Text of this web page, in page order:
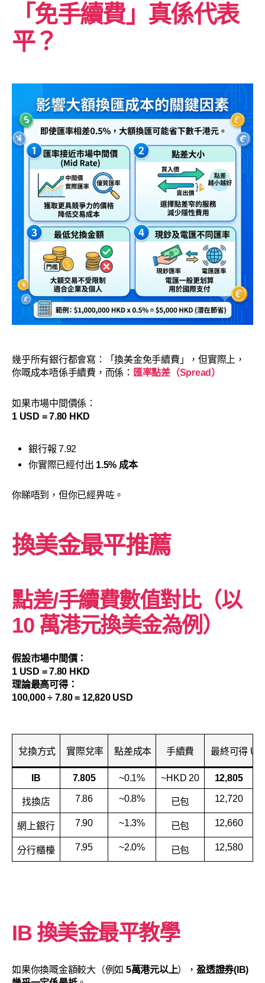
「免手續費」真係代表
平？
幾乎所有銀行都會寫：「換美金免手續費」，但實際上，
你嘅成本唔係手續費，而係： 匯率點差（Spread）
如果市場中間價係：
1 USD = 7.80 HKD
銀行報 7.92
你實際已經付出 1.5% 成本
你睇唔到，但你已經畀咗。
換美金最平推薦
點差/手續費數值對比（以
10 萬港元換美金為例）
假設市場中間價：
1 USD = 7.80 HKD
理論最高可得：
100,000 ÷ 7.80 = 12,820 USD
兌換方式 實際兌率 點差成本 手續費 最終可得
IB 7.805 ~0.1% ~HKD 20 12,805
找換店 7.86 ~0.8% 已包 12,720
網上銀行 7.90 ~1.3% 已包 12,660
分行櫃檯 7.95 ~2.0% 已包 12,580
IB 換美金最平教學
如果你換嘅金額較大（例如 5萬港元以上）， 盈透證券(IB)